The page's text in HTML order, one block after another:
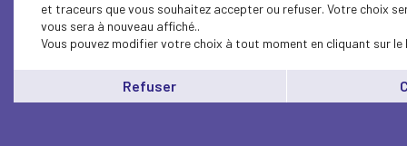
et traceurs que vous souhaitez accepter ou refuser. Votre choix
vous sera à nouveau affiché..
Vous pouvez modifier votre choix à tout moment en cliquant sur le
Refuser